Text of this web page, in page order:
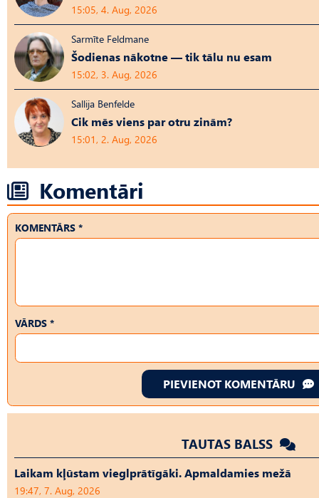
15:05, 4. Aug, 2026
Sarmīte Feldmane
Šodienas nākotne — tik tālu nu esam
15:02, 3. Aug, 2026
Sallija Benfelde
Cik mēs viens par otru zinām?
15:01, 2. Aug, 2026
Komentāri
KOMENTĀRS *
VĀRDS *
PIEVIENOT KOMENTĀRU
TAUTAS BALSS
Laikam kļūstam vieglprātīgāki. Apmaldamies mežā
19:47, 7. Aug, 2026